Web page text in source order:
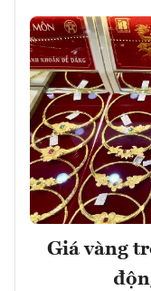
Giá vàng